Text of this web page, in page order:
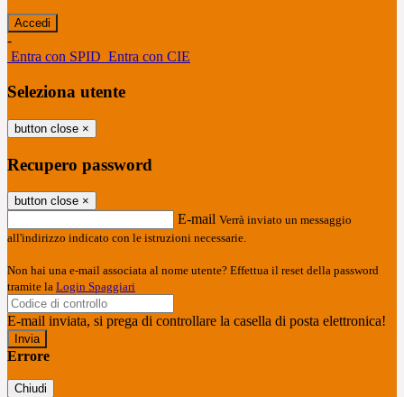
-
Entra con SPID Entra con CIE
Seleziona utente
button close ×
Recupero password
button close ×
E-mail Verrà inviato un messaggio
all'indirizzo indicato con le istruzioni necessarie.
Non hai una e-mail associata al nome utente? Effettua il reset della password
tramite la Login Spaggiari
E-mail inviata, si prega di controllare la casella di posta elettronica!
Errore
Chiudi